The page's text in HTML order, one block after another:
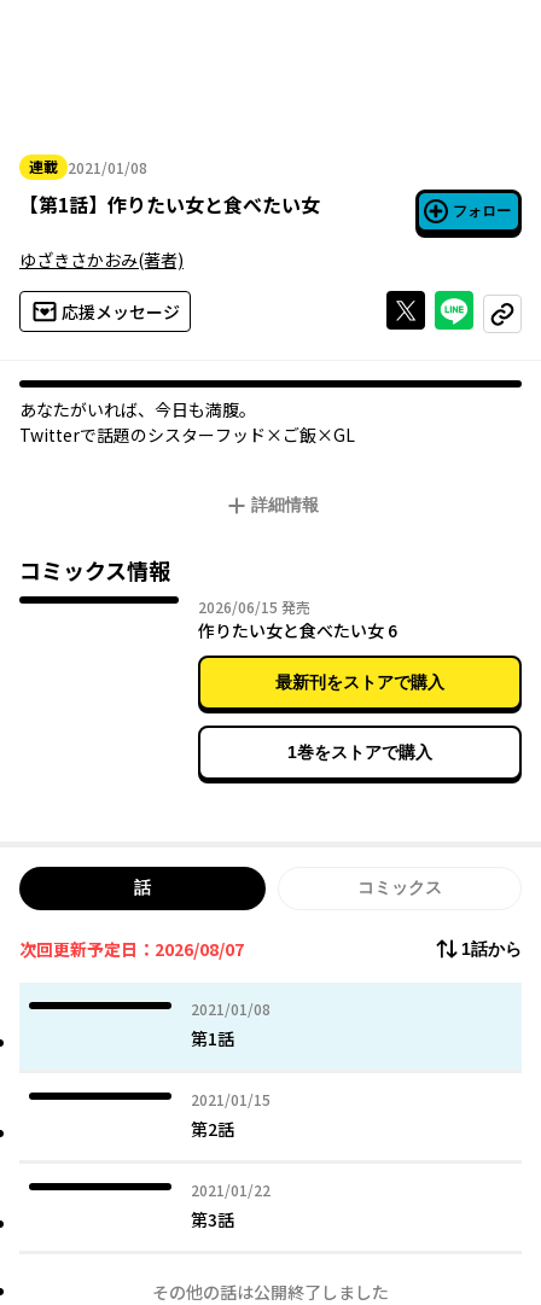
連載 2021/01/08
2021年01月08日
【第1話】 作りたい女と食べたい女 フォロー
ゆざきさかおみ(著者)
応援メッセージ Xで投稿する
ライン
コピー
あなたがいれば、今日も満腹。
Twitterで話題のシスターフッド×ご飯×GL
詳細情報
コミックス情報
2026/06/15 2026年06月15日
発売
作りたい女と食べたい女 6
最新刊をストアで購入
1巻をストアで購入
話 コミックス
次回更新予定日：2026/08/07 1話から
2021/01/08
2021年01月08日
第1話
2021/01/15
2021年01月15日
第2話
2021/01/22
2021年01月22日
第3話
その他の話は公開終了しました